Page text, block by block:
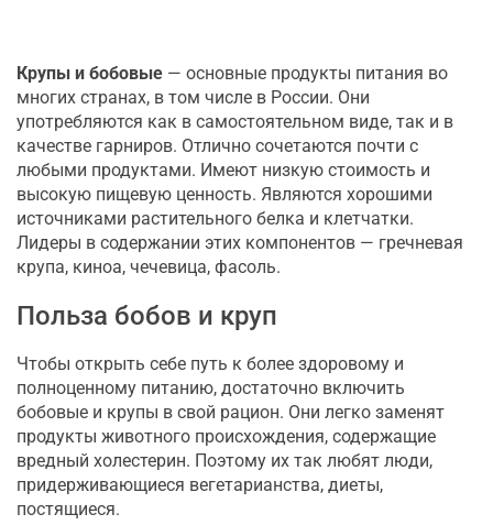
Крупы и бобовые — основные продукты питания во
многих странах, в том числе в России. Они
употребляются как в самостоятельном виде, так и в
качестве гарниров. Отлично сочетаются почти с
любыми продуктами. Имеют низкую стоимость и
высокую пищевую ценность. Являются хорошими
источниками растительного белка и клетчатки.
Лидеры в содержании этих компонентов — гречневая
крупа, киноа, чечевица, фасоль.
Польза бобов и круп
Чтобы открыть себе путь к более здоровому и
полноценному питанию, достаточно включить
бобовые и крупы в свой рацион. Они легко заменят
продукты животного происхождения, содержащие
вредный холестерин. Поэтому их так любят люди,
придерживающиеся вегетарианства, диеты,
постящиеся.